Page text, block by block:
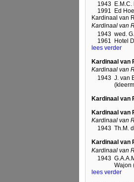
1943
1991
Ed
Kardinaal van
Kardinaal van
1943 wed.
1961 Hotel
lees verder
Kardinaal van
Kardinaal van
1943 J. van
Kardinaal van
Kardinaal van
Kardinaal van
1943 Th.M.
Kardinaal van
Kardinaal van
1943
Wajon
lees verder